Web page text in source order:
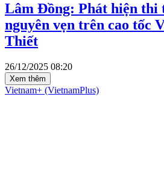
Lâm Đồng: Phát hiện thi
nguyên vẹn trên cao tốc
Thiết
26/12/2025 08:20
Xem thêm
Vietnam+ (VietnamPlus)